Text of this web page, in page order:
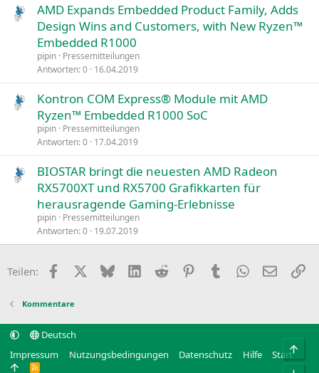
AMD Expands Embedded Product Family, Adds
Design Wins and Customers, with New Ryzen™
Embedded R1000
pipin Pressemitteilungen
Antworten 0 16.04.2019
Kontron COM Express® Module mit AMD
Ryzen™ Embedded R1000 SoC
pipin Pressemitteilungen
Antworten 0 17.04.2019
BIOSTAR bringt die neuesten AMD Radeon
RX5700XT und RX5700 Grafikkarten für
herausragende Gaming-Erlebnisse
pipin Pressemitteilungen
Antworten 0 19.07.2019
Teilen: Facebook BlueskyLinkedIn
Reddit PinterestTumblr WhatsApp
E-Mail
Kommentare
Deutsch
Impressum
Nutzungsbedingungen Datenschutz Hilfe Start
R